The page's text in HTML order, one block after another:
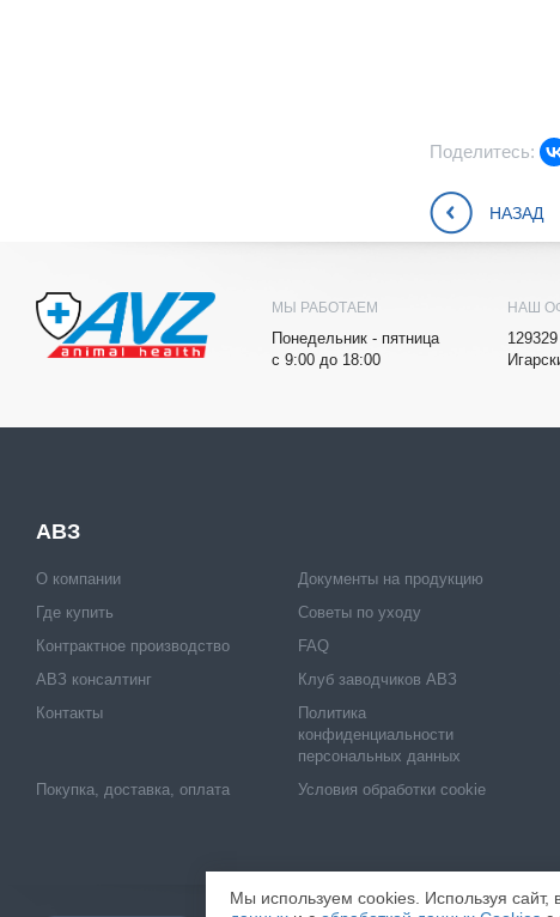
Поделитесь:
НАЗАД
МЫ РАБОТАЕМ
Понедельник - пятница
с 9:00 до 18:00
НАШ
129329
АВЗ
О компании
Где купить
Контрактное производство
АВЗ консалтинг
Документы на продукцию
Советы по уходу
FAQ
Клуб заводчиков АВЗ
Контакты
Политика
конфиденциальности
персональных данных
Покупка, доставка, оплата
Условия обработки cookie
Мы используем cookies. Используя сайт,